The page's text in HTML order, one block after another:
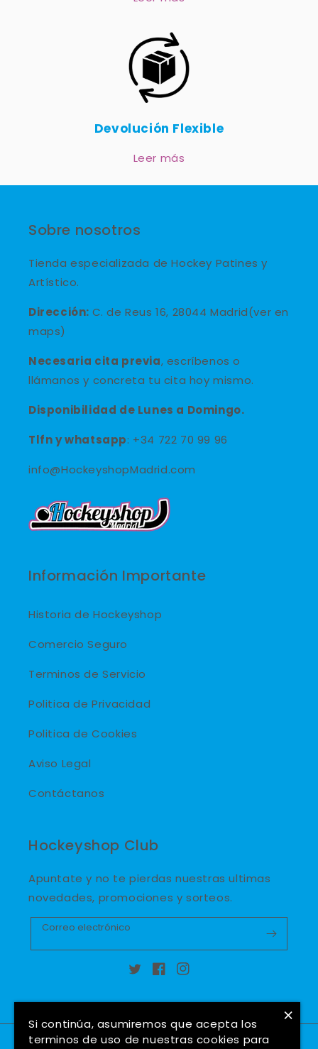
Devolución Flexible
Leer más
Sobre nosotros
Tienda especializada de Hockey Patines y
Artístico.
Dirección: C. de Reus 16, 28044 Madrid(ver en
maps)
Necesaria cita previa, escríbenos o
llámanos y concreta tu cita hoy mismo.
Disponibilidad de Lunes a Domingo.
Tlfn ywhatsapp: +34 722 70 99 96
info@HockeyshopMadrid.com
Información Importante
Historia de Hockeyshop
Comercio Seguro
Terminos de Servicio
Politica de Privacidad
Politica de Cookies
Aviso Legal
Contáctanos
Hockeyshop Club
Apuntate y no te pierdas nuestras ultimas
novedades, promociones y sorteos.
Correo electrónico
TwitterFacebookInstagram
×
Si continúa, asumiremos que acepta los
terminos de uso de nuestras cookies para